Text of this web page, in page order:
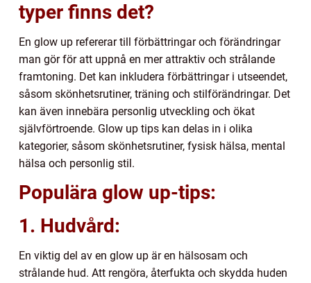
typer finns det?
En glow up refererar till förbättringar och förändringar
man gör för att uppnå en mer attraktiv och strålande
framtoning. Det kan inkludera förbättringar i utseendet,
såsom skönhetsrutiner, träning och stilförändringar. Det
kan även innebära personlig utveckling och ökat
självförtroende. Glow up tips kan delas in i olika
kategorier, såsom skönhetsrutiner, fysisk hälsa, mental
hälsa och personlig stil.
Populära glow up-tips:
1. Hudvård:
En viktig del av en glow up är en hälsosam och
strålande hud. Att rengöra, återfukta och skydda huden